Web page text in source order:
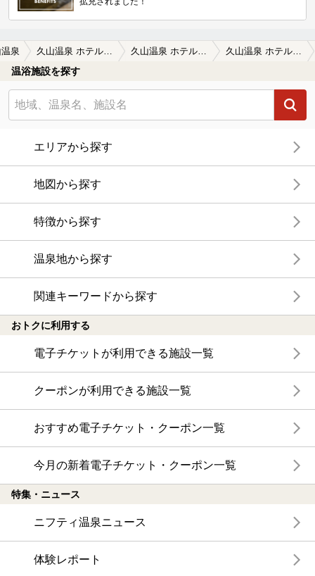
泉 久山温泉 ホテル夢家（閉館しました）の口コミ 露天がよいです
温浴施設を探す
エリアから探す
地図から探す
特徴から探す
温泉地から探す
関連キーワードから探す
おトクに利用する
電子チケットが利用できる施設一覧
クーポンが利用できる施設一覧
おすすめ電子チケット・クーポン一覧
今月の新着電子チケット・クーポン一覧
特集・ニュース
ニフティ温泉ニュース
体験レポート